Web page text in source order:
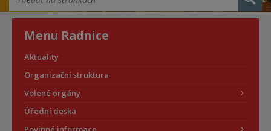
Menu Radnice
Aktuality
Organizační struktura
Volené orgány
Úřední deska